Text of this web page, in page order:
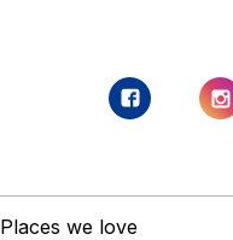
Places we love